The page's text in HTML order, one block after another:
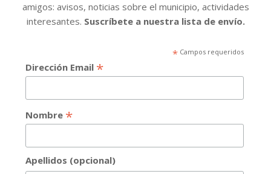
amigos: avisos, noticias sobre el municipio, actividades
interesantes. Suscríbete a nuestra lista de envío.
*Campos requeridos
Dirección Email *
Nombre *
Apellidos (opcional)